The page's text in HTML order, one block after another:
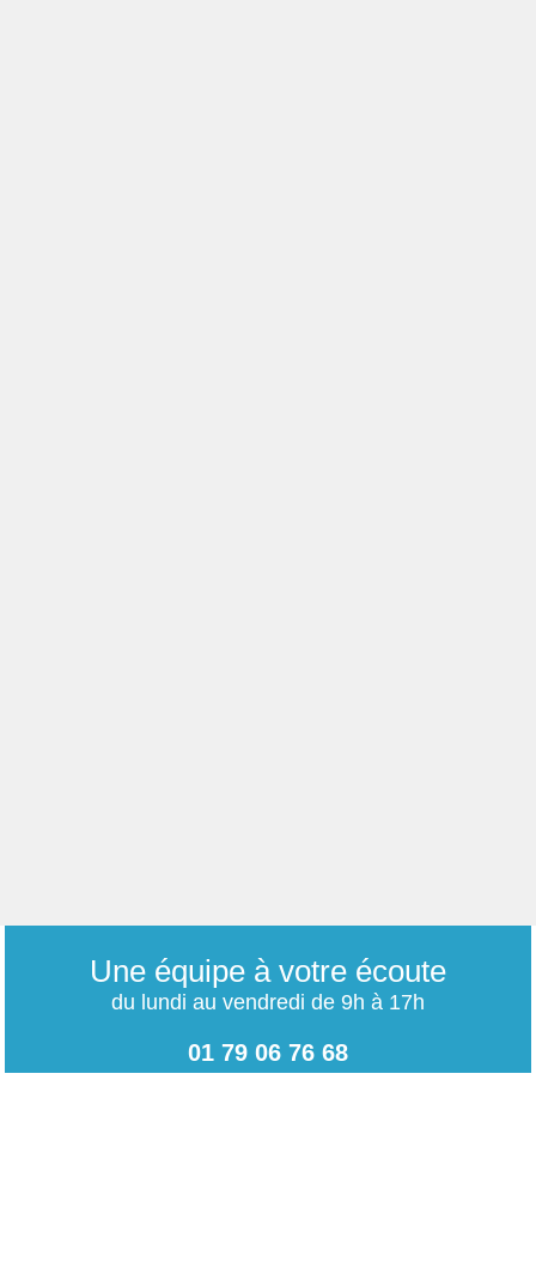
Une équipe à votre écoute
du lundi au vendredi de 9h à 17h
01 79 06 76 68